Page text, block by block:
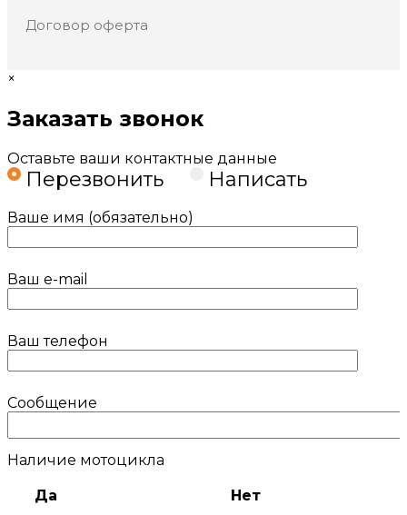
Договор оферта
×
Заказать звонок
Оставьте ваши контактные данные
Перезвонить Написать
Ваше имя (обязательно)
Ваш e-mail
Ваш телефон
Сообщение
Наличие мотоцикла
Да Нет